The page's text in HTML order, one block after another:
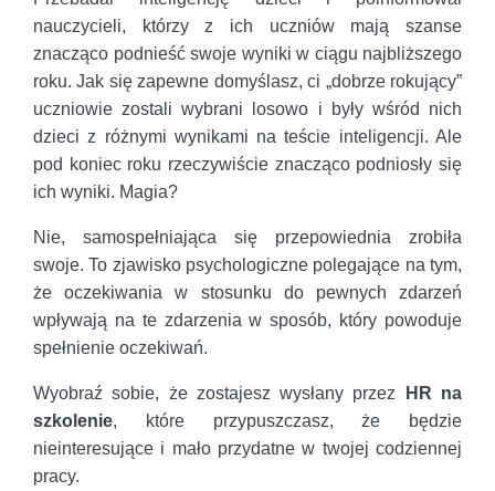
nauczycieli, którzy z ich uczniów mają szanse
znacząco podnieść swoje wyniki w ciągu najbliższego
roku. Jak się zapewne domyślasz, ci „dobrze rokujący”
uczniowie zostali wybrani losowo i były wśród nich
dzieci z różnymi wynikami na teście inteligencji. Ale
pod koniec roku rzeczywiście znacząco podniosły się
ich wyniki. Magia?
Nie, samospełniająca się przepowiednia zrobiła
swoje. To zjawisko psychologiczne polegające na tym,
że oczekiwania w stosunku do pewnych zdarzeń
wpływają na te zdarzenia w sposób, który powoduje
spełnienie oczekiwań.
Wyobraź sobie, że zostajesz wysłany przez
HR na
szkolenie, które przypuszczasz, że będzie
nieinteresujące i mało przydatne w twojej codziennej
pracy.